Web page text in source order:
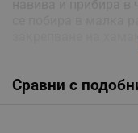
закрепване на
- Материал (мрежа):
Сравни с